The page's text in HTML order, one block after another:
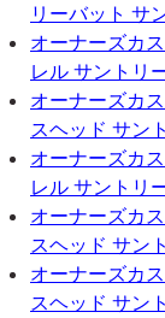
リーバット サ
オーナーズカ
レル サントリ
オーナーズカ
スヘッド サン
オーナーズカ
レル サントリ
オーナーズカ
スヘッド サン
オーナーズカ
スヘッド サン